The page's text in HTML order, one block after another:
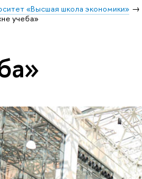
«Высшая школа экономики»
учеба»